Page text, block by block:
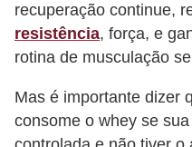
recuperação continue,
resistência, força, e
rotina de musculação
Mas é importante dizer
consome o whey se